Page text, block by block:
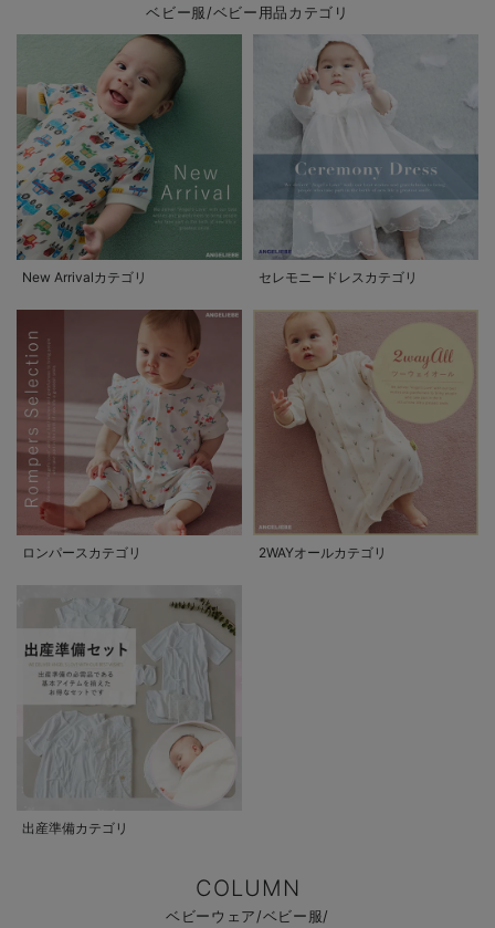
ベビー服/ベビー用品カテゴリ
New Arrivalカテゴリ セレモニードレスカテゴリ
ロンパースカテゴリ 2WAYオールカテゴリ
出産準備カテゴリ
COLUMN
ベビーウェア/ベビー服/